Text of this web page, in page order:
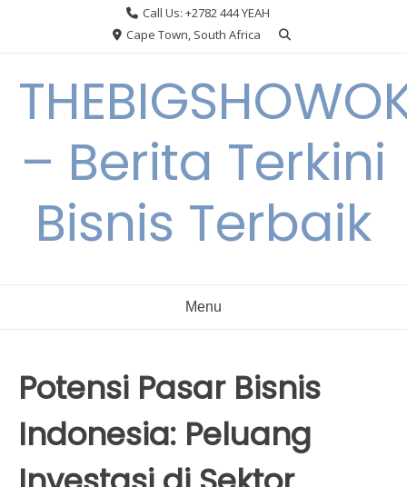
Call Us: +2782 444 YEAH
Cape Town, South Africa
– Berita Terkini
Bisnis Terbaik
Menu
Potensi Pasar Bisnis
Indonesia: Peluang